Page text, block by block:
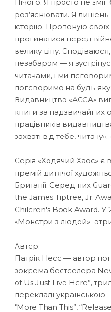
Нічого. Я просто не
роз’яснювати. Я
історію. Пропоную своїх
прогинатися перед
велику ціну.
незабаром — я
читачами, і ми
поговоримо на будь-яку
Видавництво «АССА»
книги за надзвичайних
працівників
захваті від тебе,
Серія «Ходячий Хаос»
премій дитячої
Британії. Серед них
the James Tiptree, Jr.
Children's Book Award. У
«Монстри з людей»
Автор:
Патрік Несс — автор
зокрема бестселера
of Us Just Live Here”,
перекладі українською
“More Than This”,